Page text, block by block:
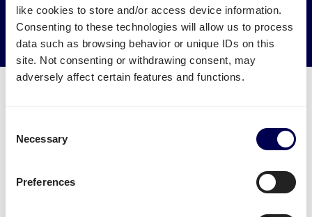
like cookies to store and/or access device information.
Consenting to these technologies will allow us to process
data such as browsing behavior or unique IDs on this
site. Not consenting or withdrawing consent, may
adversely affect certain features and functions.
Selection
Necessary
Preferences
→ Ga van start
Welke transport diensten zijn
vanuit Nederland naar Amadora.